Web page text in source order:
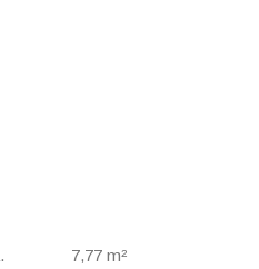
7,77 m²